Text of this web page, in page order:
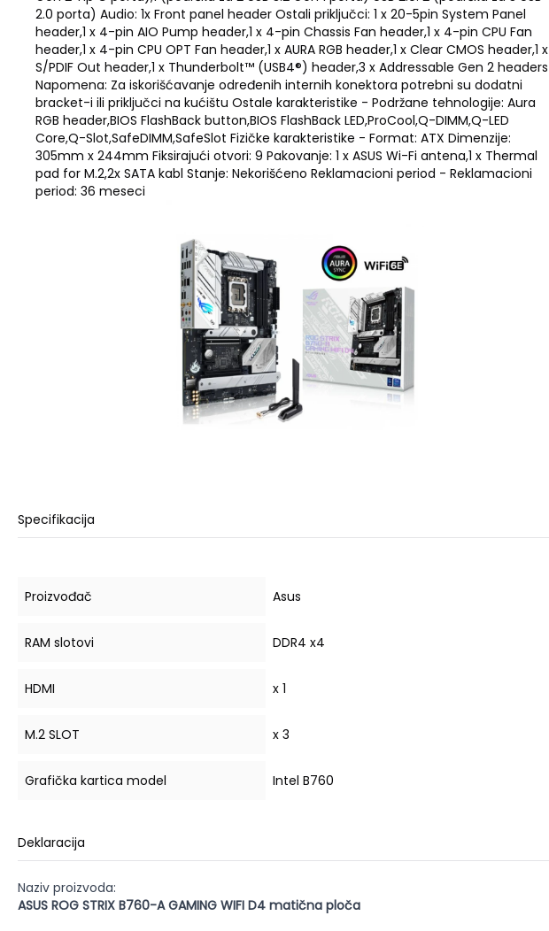
2.0 porta) Audio: 1x Front panel header Ostali priključci: 1 x 20-5pin System Panel
header,1 x 4-pin AIO Pump header,1 x 4-pin Chassis Fan header,1 x 4-pin CPU Fan
header,1 x 4-pin CPU OPT Fan header,1 x AURA RGB header,1 x Clear CMOS header,1 x
S/PDIF Out header,1 x Thunderbolt™ (USB4®) header,3 x Addressable Gen 2 headers
Napomena: Za iskorišćavanje određenih internih konektora potrebni su dodatni
bracket-i ili priključci na kućištu Ostale karakteristike - Podržane tehnologije: Aura
RGB header,BIOS FlashBack button,BIOS FlashBack LED,ProCool,Q-DIMM,Q-LED
Core,Q-Slot,SafeDIMM,SafeSlot Fizičke karakteristike - Format: ATX Dimenzije:
305mm x 244mm Fiksirajući otvori: 9 Pakovanje: 1 x ASUS Wi-Fi antena,1 x Thermal
pad for M.2,2x SATA kabl Stanje: Nekorišćeno Reklamacioni period - Reklamacioni
period: 36 meseci
Specifikacija
Proizvođač Asus
RAM slotovi DDR4 x4
HDMI x 1
M.2 SLOT x 3
Grafička kartica model Intel B760
Deklaracija
Naziv proizvoda:
ASUS ROG STRIX B760-A GAMING WIFI D4 matična ploča